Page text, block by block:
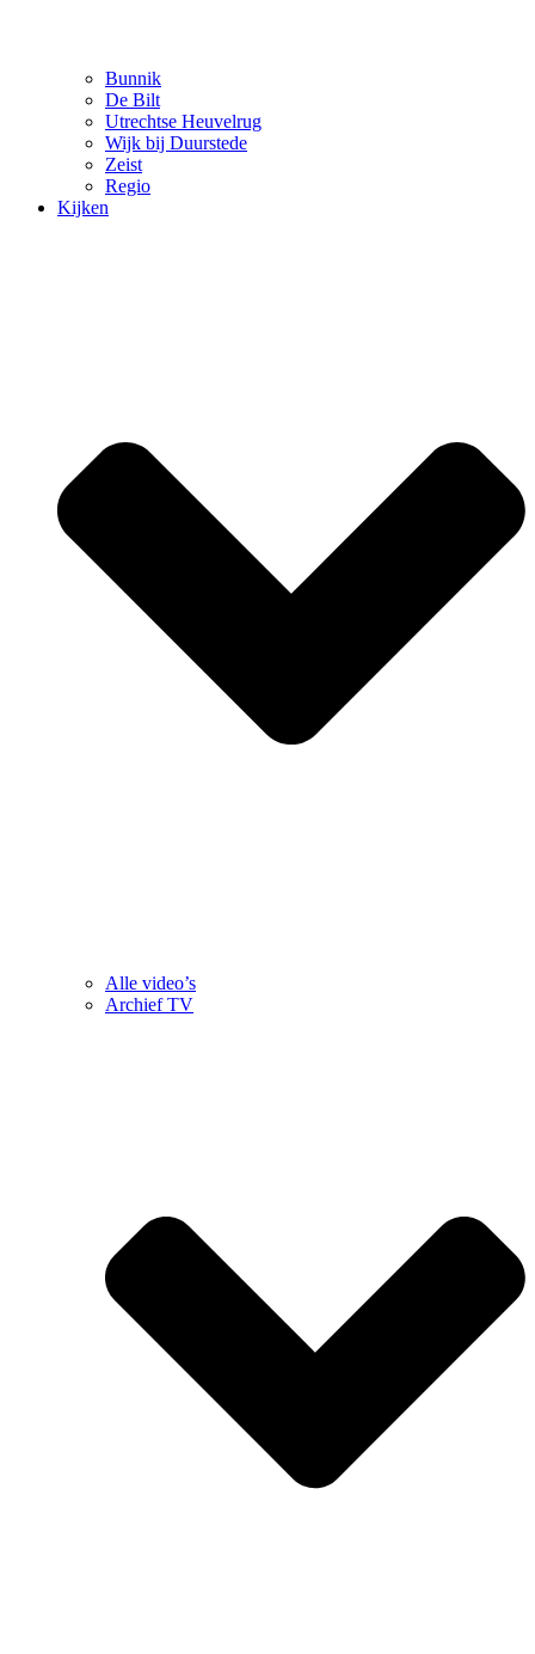
Bunnik
De Bilt
Utrechtse Heuvelrug
Wijk bij Duurstede
Zeist
Regio
Kijken
Alle video’s
Archief TV